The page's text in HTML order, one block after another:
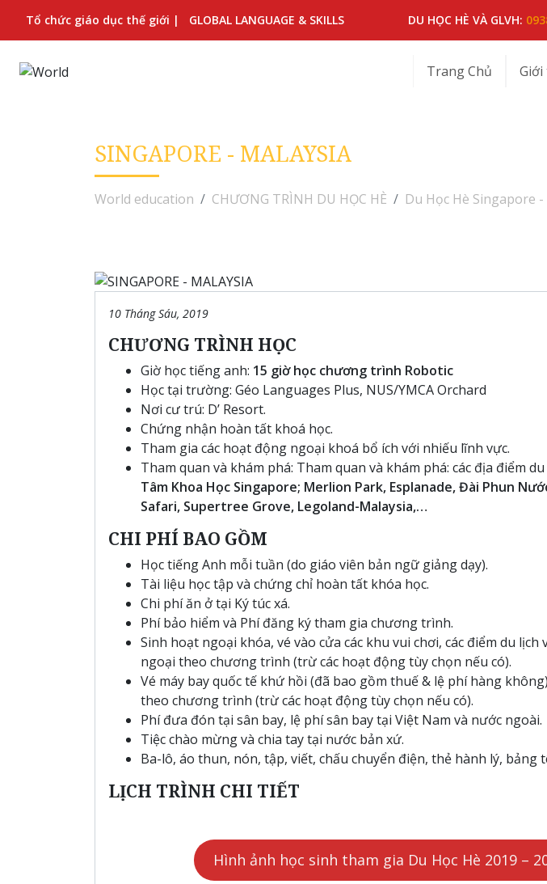
Tổ chức giáo dục thế giới | GLOBAL LANGUAGE & SKILLS DU HỌC HÈ VÀ GLVH:
Trang Chủ
SINGAPORE - MALAYSIA
World education CHƯƠNG TRÌNH DU HỌC HÈ Du Học Hè Singapore
10 Tháng Sáu, 2019
CHƯƠNG TRÌNH HỌC
Giờ học tiếng anh: 15 giờ học chương trình Robotic
Học tại trường: Géo Languages Plus, NUS/YMCA Orchard
Nơi cư trú: D’ Resort.
Chứng nhận hoàn tất khoá học.
Tham gia các hoạt động ngoại khoá bổ ích với nhiếu lĩnh vực.
Tham quan và khám phá: Tham quan và khám phá: các địa điểm
Tâm Khoa Học Singapore; Merlion Park, Esplanade, Đài Phun
Safari, Supertree Grove, Legoland-Malaysia,…
CHI PHÍ BAO GỒM
Học tiếng Anh mỗi tuần (do giáo viên bản ngữ giảng dạy).
Tài liệu học tập và chứng chỉ hoàn tất khóa học.
Chi phí ăn ở tại Ký túc xá.
Phí bảo hiểm và Phí đăng ký tham gia chương trình.
Sinh hoạt ngoại khóa, vé vào cửa các khu vui chơi, các điểm du lịch
ngoại theo chương trình (trừ các hoạt động tùy chọn nếu có).
Vé máy bay quốc tế khứ hồi (đã bao gồm thuế & lệ phí hàng
theo chương trình (trừ các hoạt động tùy chọn nếu có).
Phí đưa đón tại sân bay, lệ phí sân bay tại Việt Nam và nước ngoài.
Tiệc chào mừng và chia tay tại nước bản xứ.
Ba-lô, áo thun, nón, tập, viết, chấu chuyển điện, thẻ hành lý, bảng
LỊCH TRÌNH CHI TIẾT
Hình ảnh học sinh tham gia Du Học Hè 2019 –